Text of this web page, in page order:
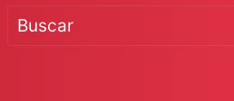
Switch